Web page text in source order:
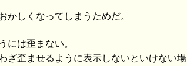
かしくなってしまうためだ。
には歪まない。
ざ歪ませるように表示しないといけない場